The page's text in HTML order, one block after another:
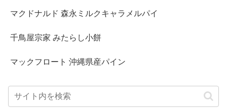
マクドナルド 森永ミルクキャラメルパイ
千鳥屋宗家 みたらし小餅
マックフロート 沖縄県産パイン